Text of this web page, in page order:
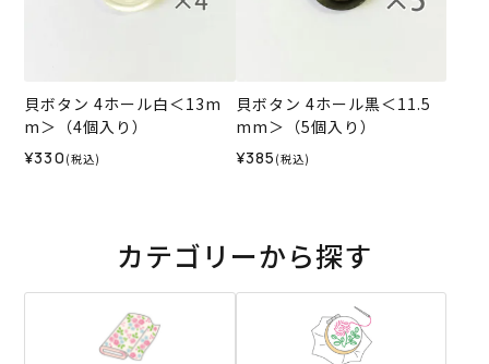
貝ボタン 4ホール白＜13m
m＞（4個入り）
¥330 (税込)
貝ボタン 4ホール黒＜11.5
mm＞（5個入り）
¥385 (税込)
カテゴリーから探す